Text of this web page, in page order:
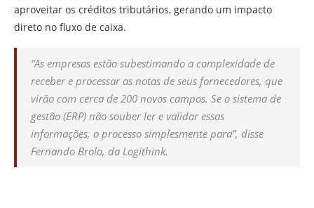
aproveitar os créditos tributários, gerando um impacto
direto no fluxo de caixa.
“As empresas estão subestimando a complexidade de
receber e processar as notas de seus fornecedores, que
virão com cerca de 200 novos campos. Se o sistema de
gestão (ERP) não souber ler e validar essas
informações, o processo simplesmente para”, disse
Fernando Brolo, da Logithink.